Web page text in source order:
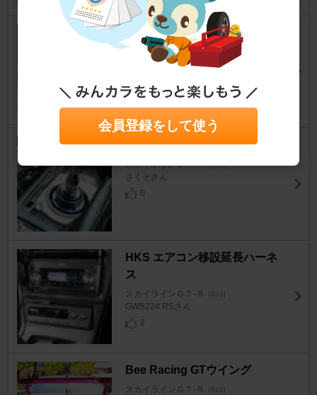
ARC ピロテンションロッド
スカイラインＧＴ‐Ｒ [R33]
datchi_Rさん
nismo クイックシフト
スカイラインＧＴ‐Ｒ [R33]
さくそさん
0
HKS エアコン移設延長ハーネ
ス
スカイラインＧＴ‐Ｒ [R33]
GWS224 RSさん
2
Bee Racing GTウイング
スカイラインＧＴ‐Ｒ [R33]
会員登録をして使う